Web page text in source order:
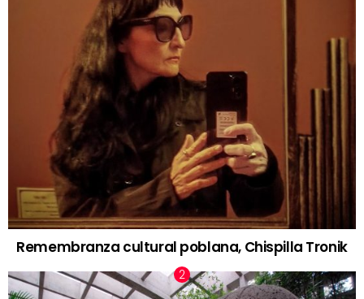
Remembranza cultural poblana, Chispilla Tronik